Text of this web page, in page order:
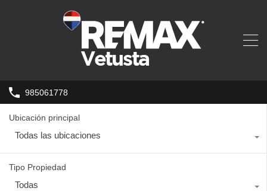
985061778
Ubicación principal
Todas las ubicaciones
Tipo Propiedad
Todas